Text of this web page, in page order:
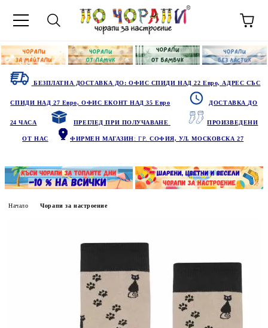
БЕЗПЛАТНА ДОСТАВКА ДО: ОФИС СПИДИ НАД 22 Евро, АДРЕС СЪС
СПИДИ НАД 27 Евро, ОФИС ЕКОНТ НАД 35 Евро ДОСТАВКА ДО
24 ЧАСА ПРЕГЛЕД ПРИ ПОЛУЧАВАНЕ ПРОИЗВЕДЕНИ
ОТ НАС ФИРМЕН МАГАЗИН: ГР.СОФИЯ, УЛ. МОСКОВСКА 27
Начало Чорапи за настроение